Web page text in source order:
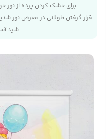
برای خشک کردن پرده از نور
قرار گرفتن طولانی در معرض نور
شید